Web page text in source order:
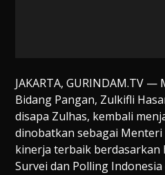
JAKARTA, GURINDAM.TV
Bidang Pangan, Zulkifli
disapa Zulhas, kembali
dinobatkan sebagai
kinerja terbaik berdasarkan
Survei dan Polling Indonesia